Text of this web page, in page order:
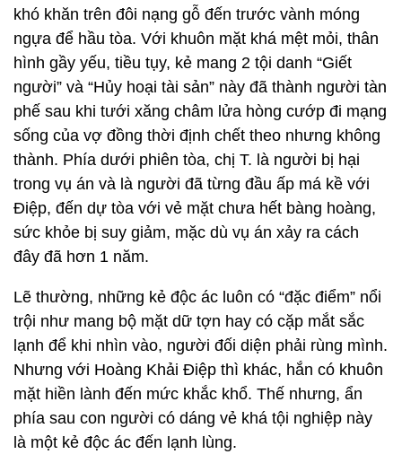
khó khăn trên đôi nạng gỗ đến trước vành móng
ngựa để hầu tòa. Với khuôn mặt khá mệt mỏi, thân
hình gầy yếu, tiều tụy, kẻ mang 2 tội danh “Giết
người” và “Hủy hoại tài sản” này đã thành người tàn
phế sau khi tưới xăng châm lửa hòng cướp đi mạng
sống của vợ đồng thời định chết theo nhưng không
thành. Phía dưới phiên tòa, chị T. là người bị hại
trong vụ án và là người đã từng đầu ấp má kề với
Điệp, đến dự tòa với vẻ mặt chưa hết bàng hoàng,
sức khỏe bị suy giảm, mặc dù vụ án xảy ra cách
đây đã hơn 1 năm.
Lẽ thường, những kẻ độc ác luôn có “đặc điểm” nổi
trội như mang bộ mặt dữ tợn hay có cặp mắt sắc
lạnh để khi nhìn vào, người đối diện phải rùng mình.
Nhưng với Hoàng Khải Điệp thì khác, hắn có khuôn
mặt hiền lành đến mức khắc khổ. Thế nhưng, ẩn
phía sau con người có dáng vẻ khá tội nghiệp này
là một kẻ độc ác đến lạnh lùng.